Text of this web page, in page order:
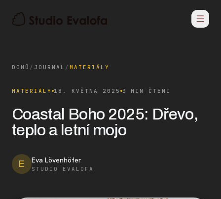
DOMŮ / JOURNAL / MATERIÁLY
MATERIÁLY 18. KVĚTNA 2025 3 MIN ČTENÍ
Coastal Boho 2025: Dřevo,
teplo a letní mojo
E Eva Lövenhöfer
STUDIO EVALOFA